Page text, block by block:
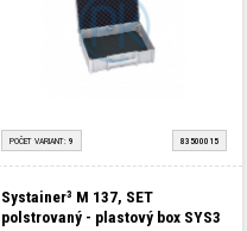
POČET VARIANT: 9 83500015
Systainer³ M 137, SET
polstrovaný - plastový box SYS3